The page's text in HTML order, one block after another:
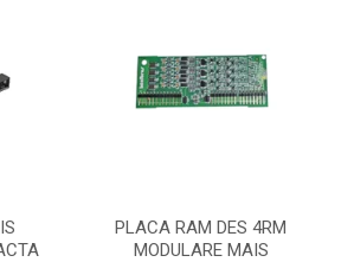
PLACA RAM DES 4RM
MODULARE MAIS